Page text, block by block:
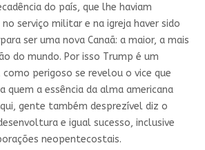
do país, que lhe haviam
serviço militar e na igreja haver sido
ser uma nova Canaã: a maior, a mais
do mundo. Por isso Trump é um
perigoso se revelou o vice que
quem a essência da alma americana
gente também desprezível diz o
e igual sucesso, inclusive
neopentecostais.